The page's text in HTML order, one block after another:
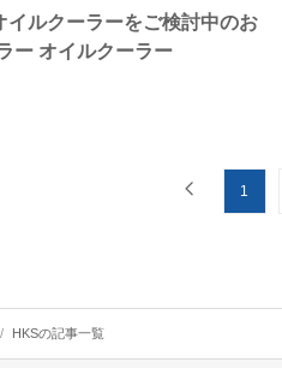
イルクーラーをご検討中のお
ー オイルクーラー
1
HKSの記事一覧